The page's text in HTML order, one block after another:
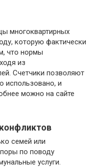
многоквартирных
которую фактически
что нормы
из
Счетчики позволяют
использовано, и
можно на сайте
семей или
по поводу
услуги.